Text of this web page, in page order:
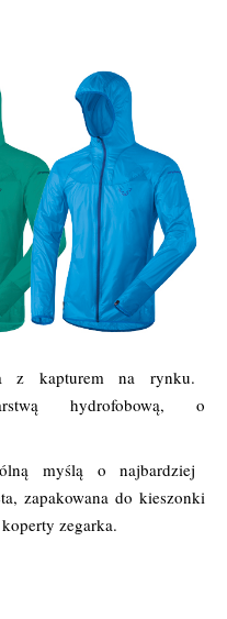
z kapturem na rynku.
hydrofobową, o
myślą o najbardziej
zapakowana do kieszonki
zegarka.